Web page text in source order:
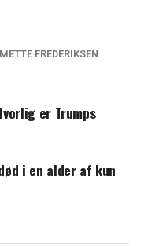
fra fans
FREDERIKSEN
er Trumps
i en alder af kun